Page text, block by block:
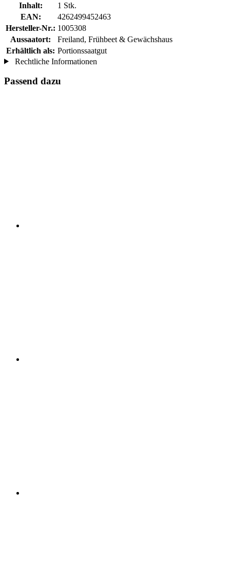
Inhalt:
1 Stk.
EAN:
4262499452463
Hersteller-Nr.: 1005308
Aussaatort:
Freiland, Frühbeet & Gewächshaus
Erhältlich als: Portionssaatgut
Rechtliche Informationen
Passend dazu